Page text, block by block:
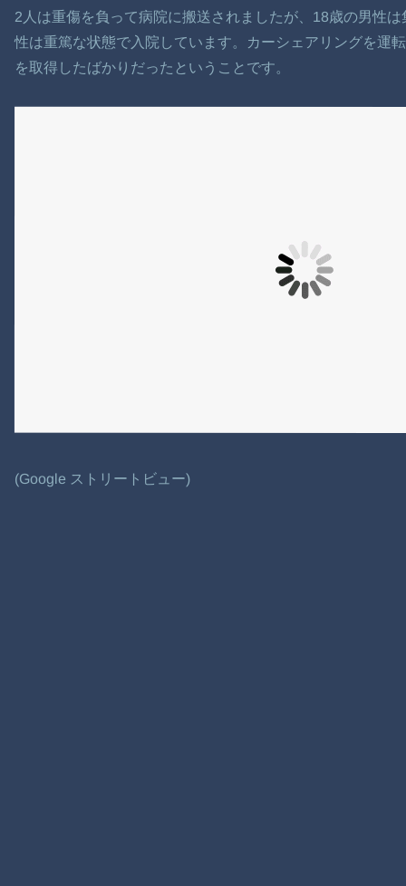
2人は重傷を負って病院に搬送されましたが、18歳の男性
性は重篤な状態で入院しています。カーシェアリングを運
を取得したばかりだったということです。
(Google ストリートビュー)